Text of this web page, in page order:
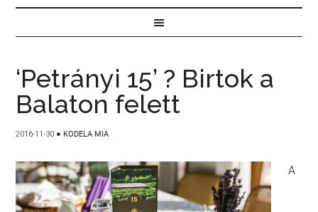
‘Petrányi 15’ ? Birtok a
Balaton felett
2016-11-30 ● KODELA MIA
A